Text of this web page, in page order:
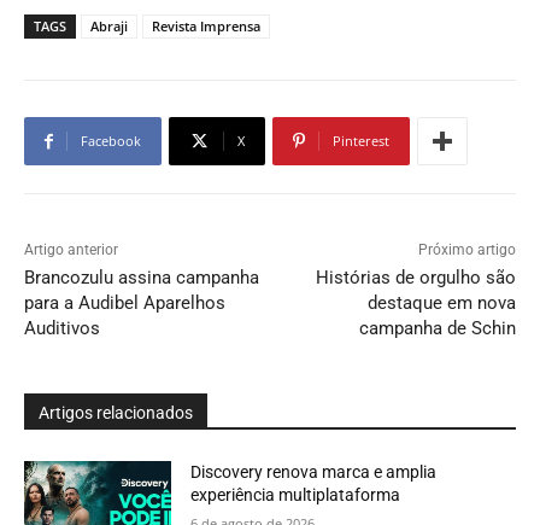
TAGS Abraji Revista Imprensa
Facebook X Pinterest
Artigo anterior
Brancozulu assina campanha
para a Audibel Aparelhos
Auditivos
Próximo artigo
Histórias de orgulho são
destaque em nova
campanha de Schin
Artigos relacionados
Discovery renova marca e amplia
experiência multiplataforma